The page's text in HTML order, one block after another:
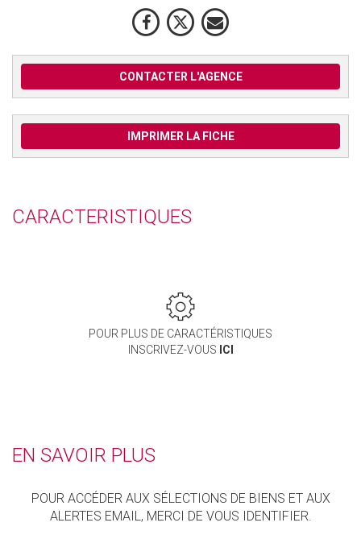
CONTACTER L'AGENCE
IMPRIMER LA FICHE
CARACTERISTIQUES
POUR PLUS DE CARACTÉRISTIQUES
INSCRIVEZ-VOUS ICI
EN SAVOIR PLUS
POUR ACCÉDER AUX SÉLECTIONS DE BIENS ET AUX
ALERTES EMAIL, MERCI DE VOUS IDENTIFIER.